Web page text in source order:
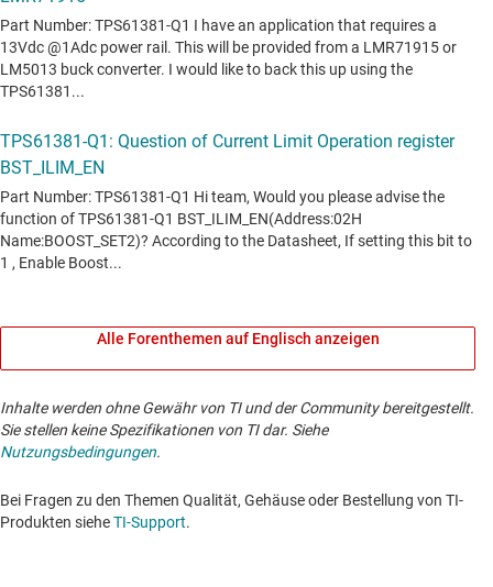
Alle Forenthemen auf Englisch anzeigen
Inhalte werden ohne Gewähr von TI und der Community bereitgestellt.
Sie stellen keine Spezifikationen von TI dar. Siehe
Nutzungsbedingungen.
Bei Fragen zu den Themen Qualität, Gehäuse oder Bestellung von TI-
Produkten sieheTI-Support. ​​​​​​​​​​​​​​